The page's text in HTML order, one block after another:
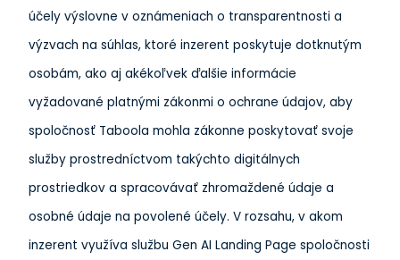
účely výslovne v oznámeniach o transparentnosti a
výzvach na súhlas, ktoré inzerent poskytuje dotknutým
osobám, ako aj akékoľvek ďalšie informácie
vyžadované platnými zákonmi o ochrane údajov, aby
spoločnosť Taboola mohla zákonne poskytovať svoje
služby prostredníctvom takýchto digitálnych
prostriedkov a spracovávať zhromaždené údaje a
osobné údaje na povolené účely. V rozsahu, v akom
inzerent využíva službu Gen AI Landing Page spoločnosti